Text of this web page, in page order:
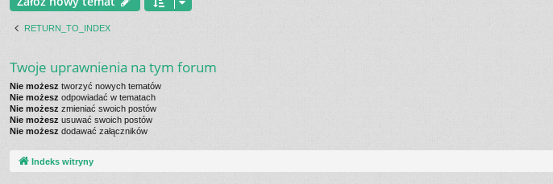
RETURN_TO_INDEX
Twoje uprawnienia na tym forum
Nie możesz tworzyć nowych tematów
Nie możesz odpowiadać w tematach
Nie możesz zmieniać swoich postów
Nie możesz usuwać swoich postów
Nie możesz dodawać załączników
Indeks witryny